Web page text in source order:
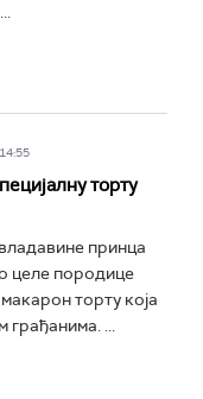
торту
принца
целе породице
торту која
грађанима. ...